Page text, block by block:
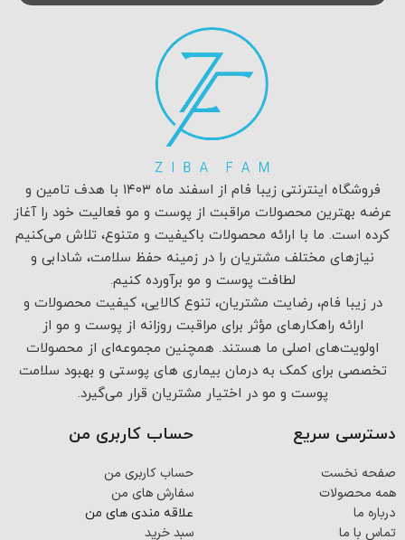
فروشگاه اینترنتی زیبا فام از اسفند ماه ۱۴۰۳ با هدف تامین و
عرضه بهترین محصولات مراقبت از پوست و مو فعالیت خود را آغاز
کرده است. ما با ارائه محصولات باکیفیت و متنوع، تلاش می‌کنیم
نیازهای مختلف مشتریان را در زمینه حفظ سلامت، شادابی و
لطافت پوست و مو برآورده کنیم.
در زیبا فام، رضایت مشتریان، تنوع کالایی، کیفیت محصولات و
ارائه راهکارهای مؤثر برای مراقبت روزانه از پوست و مو از
اولویت‌های اصلی ما هستند. همچنین مجموعه‌ای از محصولات
تخصصی برای کمک به درمان بیماری های پوستی و بهبود سلامت
پوست و مو در اختیار مشتریان قرار می‌گیرد.
دسترسی سریع
صفحه نخست
همه محصولات
درباره ما
تماس با ما
حساب کاربری من
حساب کاربری من
سفارش های من
علاقه مندی های من
سبد خرید